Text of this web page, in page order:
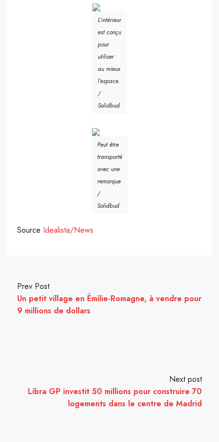
L’intérieur
est conçu
pour
utiliser
au mieux
l’espace.
/
Solidbud
Peut être
transporté
avec une
remorque
/
Solidbud
Source Idealista/News
Prev Post
Un petit village en Émilie-Romagne, à vendre pour
9 millions de dollars
Next post
Libra GP investit 50 millions pour construire 70
logements dans le centre de Madrid